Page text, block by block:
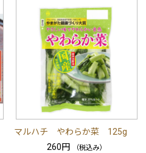
マルハチ やわらか菜 125g
260円
（税込み）